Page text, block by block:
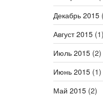
Декабрь 2015
Август 2015(1)
Июль 2015(2)
Июнь 2015(1)
Май 2015(2)